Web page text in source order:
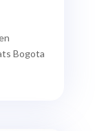
Bogota